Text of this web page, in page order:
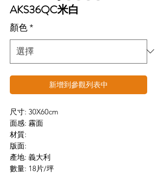
AKS36QC米白
顏色*
新增到參觀列表中
尺寸: 30X60cm
面感: 霧面
材質:
版面:
產地: 義大利
數量: 18片/坪